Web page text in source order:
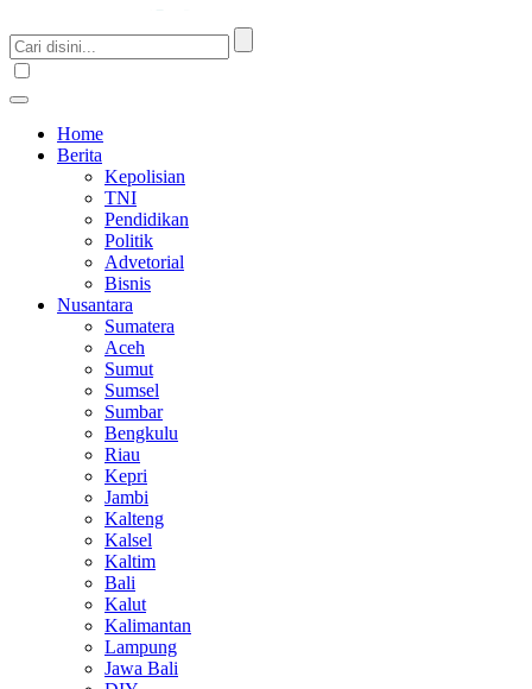
Home
Berita
Kepolisian
TNI
Pendidikan
Politik
Advetorial
Bisnis
Nusantara
Sumatera
Aceh
Sumut
Sumsel
Sumbar
Bengkulu
Riau
Kepri
Jambi
Kalteng
Kalsel
Kaltim
Bali
Kalut
Kalimantan
Lampung
Jawa Bali